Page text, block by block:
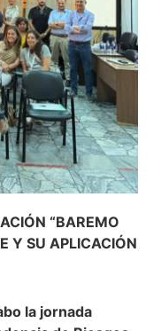
“BAREMO
Y SU APLICACIÓN
la jornada